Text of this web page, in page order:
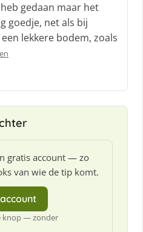
gedaan maar het
goedje, net als bij
lekkere bodem, zoals
gratis account — zo
van wie de tip komt.
knop — zonder